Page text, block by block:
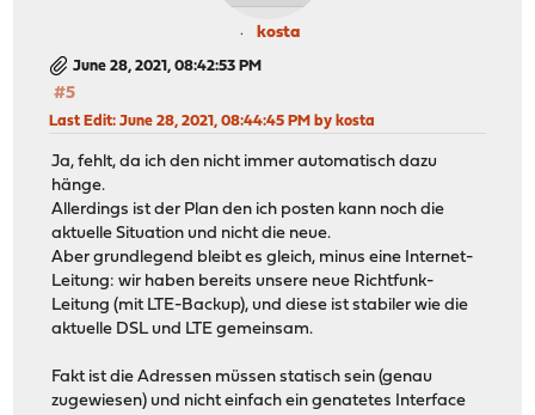
kosta
June 28, 2021, 08:42:53 PM
#5
Last Edit: June 28, 2021, 08:44:45 PM by kosta
Ja, fehlt, da ich den nicht immer automatisch dazu
hänge.
Allerdings ist der Plan den ich posten kann noch die
aktuelle Situation und nicht die neue.
Aber grundlegend bleibt es gleich, minus eine Internet-
Leitung: wir haben bereits unsere neue Richtfunk-
Leitung (mit LTE-Backup), und diese ist stabiler wie die
aktuelle DSL und LTE gemeinsam.
Fakt ist die Adressen müssen statisch sein (genau
zugewiesen) und nicht einfach ein genatetes Interface